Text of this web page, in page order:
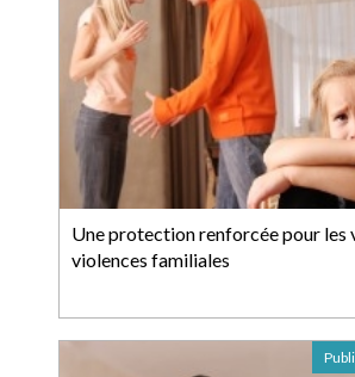
Une protection renforcée pour les
violences familiales